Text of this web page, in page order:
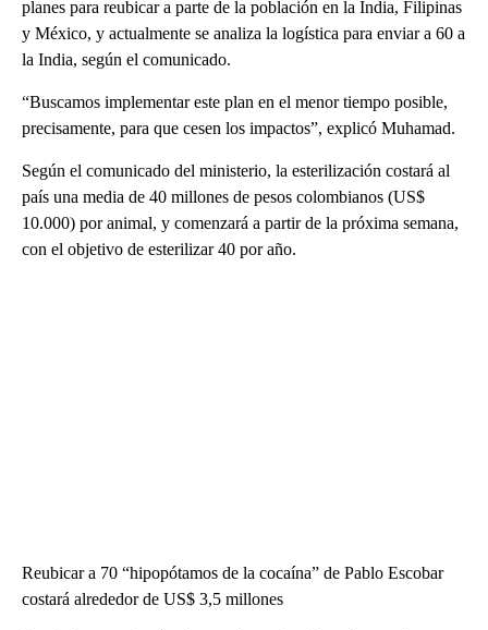
planes para reubicar a parte de la población en la India, Filipinas
y México, y actualmente se analiza la logística para enviar a 60 a
la India, según el comunicado.
“Buscamos implementar este plan en el menor tiempo posible,
precisamente, para que cesen los impactos”, explicó Muhamad.
Según el comunicado del ministerio, la esterilización costará al
país una media de 40 millones de pesos colombianos (US$
10.000) por animal, y comenzará a partir de la próxima semana,
con el objetivo de esterilizar 40 por año.
Reubicar a 70 “hipopótamos de la cocaína” de Pablo Escobar
costará alrededor de US$ 3,5 millones